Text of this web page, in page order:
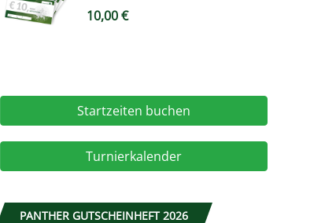
10,00€
Startzeiten buchen
Turnierkalender
PANTHER GUTSCHEINHEFT 2026